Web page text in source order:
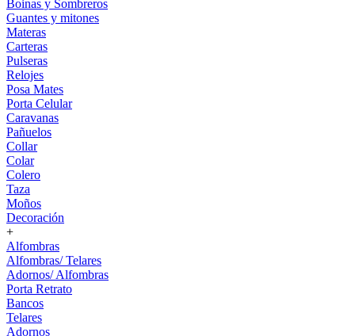
Boinas y Sombreros
Guantes y mitones
Materas
Carteras
Pulseras
Relojes
Posa Mates
Porta Celular
Caravanas
Pañuelos
Collar
Colar
Colero
Taza
Moños
Decoración
+
Alfombras
Alfombras/ Telares
Adornos/ Alfombras
Porta Retrato
Bancos
Telares
Adornos